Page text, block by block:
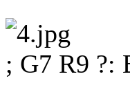
; G7 R9